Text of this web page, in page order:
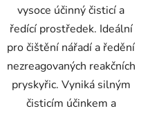
vysoce účinný čisticí a
ředící prostředek. Ideální
pro čištění nářadí a ředění
nezreagovaných reakčních
pryskyřic. Vyniká silným
čisticím účinkem a